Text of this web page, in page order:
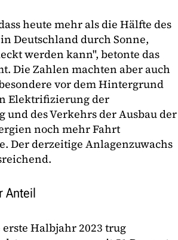
heute mehr als die Hälfte des
Deutschland durch Sonne,
werden kann", betonte das
Die Zahlen machten aber auch
vor dem Hintergrund
Elektrifizierung der
und des Verkehrs der Ausbau der
noch mehr Fahrt
Der derzeitige Anlagenzuwachs
erste Halbjahr 2023 trug